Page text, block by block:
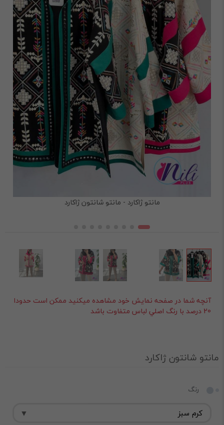
مانتو ژاکارد - مانتو شانتون ژاکارد
آنچه شما در صفحه نمايش خود مشاهده ميکنيد ممکن است حدودا
20 درصد با رنگ اصلي لباس متفاوت باشد
مانتو شانتون ژاکارد
رنگ